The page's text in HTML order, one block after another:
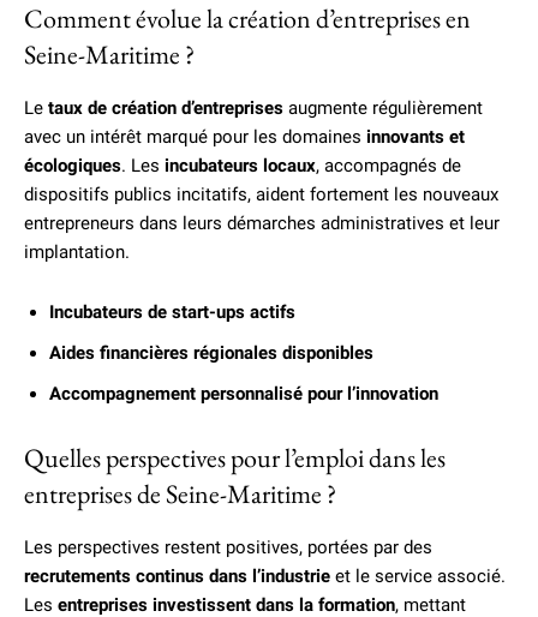
Comment évolue la création d’entreprises en
Seine-Maritime ?
Le taux de création d’entreprises augmente régulièrement
avec un intérêt marqué pour les domaines innovants et
écologiques. Les incubateurs locaux, accompagnés de
dispositifs publics incitatifs, aident fortement les nouveaux
entrepreneurs dans leurs démarches administratives et leur
implantation.
Incubateurs de start-ups actifs
Aides financières régionales disponibles
Accompagnement personnalisé pour l’innovation
Quelles perspectives pour l’emploi dans les
entreprises de Seine-Maritime ?
Les perspectives restent positives, portées par des
recrutements continus dans l’industrie et le service associé.
Les entreprises investissent dans la formation, mettant